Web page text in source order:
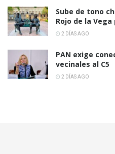
Sube de tono
Rojo de la
2 DÍAS AGO
PAN exige
vecinales al C5
2 DÍAS AGO